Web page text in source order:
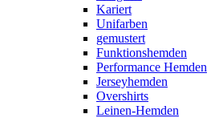
Kariert
Unifarben
gemustert
Funktionshemden
Performance Hemden
Jerseyhemden
Overshirts
Leinen-Hemden